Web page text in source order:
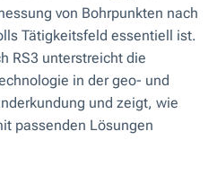
von Bohrpunkten nach
Tätigkeitsfeld essentiell ist​​.
RS3 unterstreicht die
in der geo- und
und zeigt, wie
passenden Lösungen